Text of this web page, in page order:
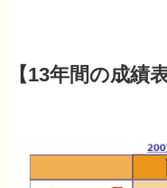
【13年間の成績